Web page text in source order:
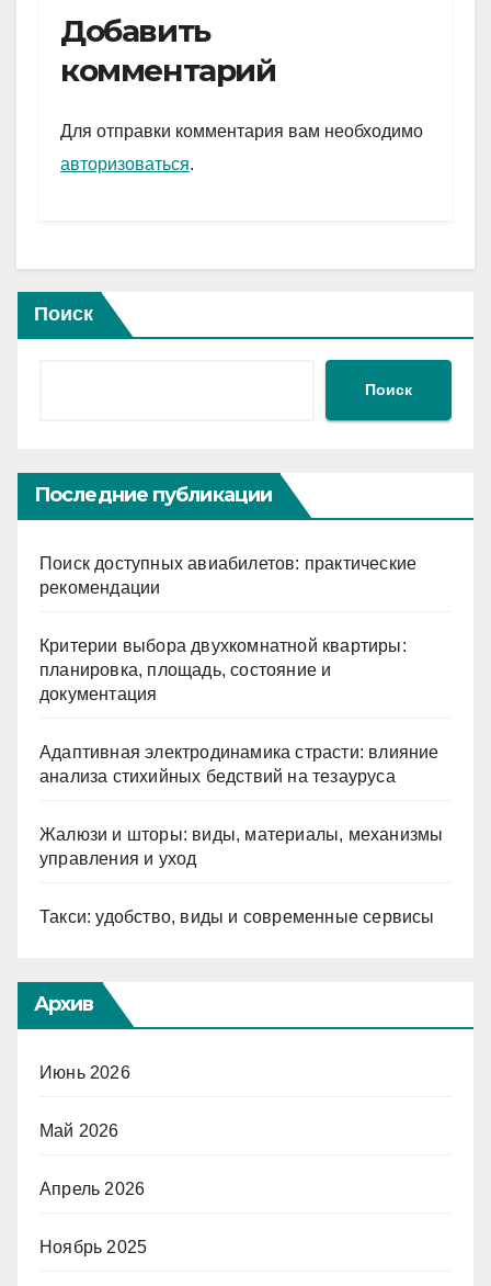
e
gr
a
m
er
s
A
p
и
Добавить
комментарий
Для отправки комментария вам необходимо
авторизоваться.
Поиск
Поиск
Последние публикации
Поиск доступных авиабилетов: практические
рекомендации
Критерии выбора двухкомнатной квартиры:
планировка, площадь, состояние и
документация
Адаптивная электродинамика страсти: влияние
анализа стихийных бедствий на тезауруса
Жалюзи и шторы: виды, материалы, механизмы
управления и уход
Такси: удобство, виды и современные сервисы
Архив
Июнь 2026
Май 2026
Апрель 2026
Ноябрь 2025